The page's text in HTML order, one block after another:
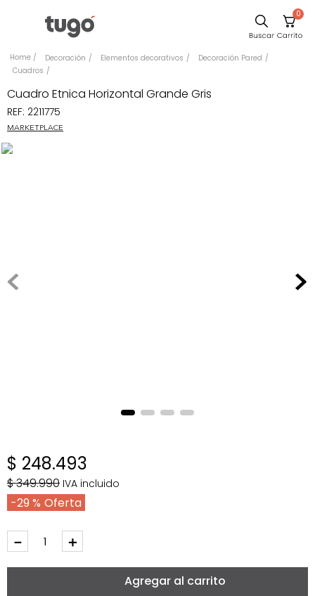
0
Decoración Elementos decorativos
Decoración Pared
Cuadros
Cuadro Etnica Horizontal Grande Gris
REF: 2211775
MARKETPLACE
$ 248.493
$349.990 IVA incluido
29 %
＋
－
Agregar al carrito
Escritorio
Sillas
Silla